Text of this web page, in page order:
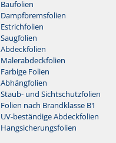
Baufolien
Dampfbremsfolien
Estrichfolien
Saugfolien
Abdeckfolien
Malerabdeckfolien
Farbige Folien
Abhängfolien
Staub- und Sichtschutzfolien
Folien nach Brandklasse B1
UV-beständige Abdeckfolien
Hangsicherungsfolien